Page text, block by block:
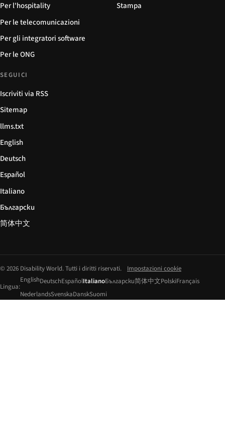
Per l'hospitality
Per le telecomunicazioni
Per gli integratori software
Per le ONG
Stampa
SEGUICI
Iscriviti via RSS
Sitemap
llms.txt
English
Deutsch
Español
Italiano
Български
简体中文
© 2026 Disability World. Tutti i diritti riservati. Impostazioni cookie
Lingua:
EnglishDeutschEspañolItalianoБългарски简体中文PolskiFrançais
NederlandsSvenskaDanskSuomi